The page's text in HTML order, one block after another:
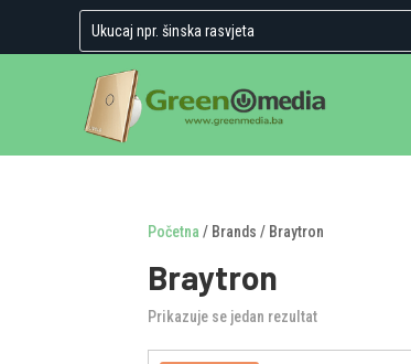
Početna / Brands / Braytron
Braytron
Prikazuje se jedan rezultat